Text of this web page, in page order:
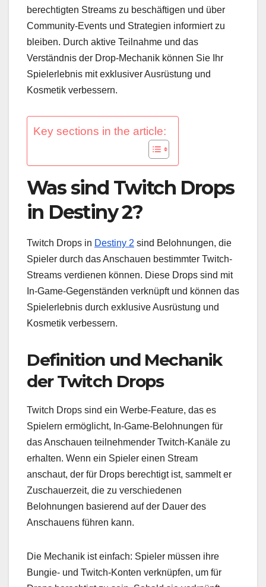
berechtigten Streams zu beschäftigen und über
Community-Events und Strategien informiert zu
bleiben. Durch aktive Teilnahme und das
Verständnis der Drop-Mechanik können Sie Ihr
Spielerlebnis mit exklusiver Ausrüstung und
Kosmetik verbessern.
Key sections in the article:
Was sind Twitch Drops
in Destiny 2?
Twitch Drops in Destiny 2 sind Belohnungen, die
Spieler durch das Anschauen bestimmter Twitch-
Streams verdienen können. Diese Drops sind mit
In-Game-Gegenständen verknüpft und können das
Spielerlebnis durch exklusive Ausrüstung und
Kosmetik verbessern.
Definition und Mechanik
der Twitch Drops
Twitch Drops sind ein Werbe-Feature, das es
Spielern ermöglicht, In-Game-Belohnungen für
das Anschauen teilnehmender Twitch-Kanäle zu
erhalten. Wenn ein Spieler einen Stream
anschaut, der für Drops berechtigt ist, sammelt er
Zuschauerzeit, die zu verschiedenen
Belohnungen basierend auf der Dauer des
Anschauens führen kann.
Die Mechanik ist einfach: Spieler müssen ihre
Bungie- und Twitch-Konten verknüpfen, um für